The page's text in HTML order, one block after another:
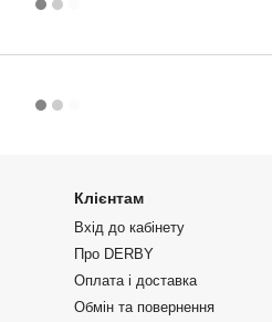
Клієнтам
Вхід до кабінету
Про DERBY
Оплата і доставка
Обмін та повернення